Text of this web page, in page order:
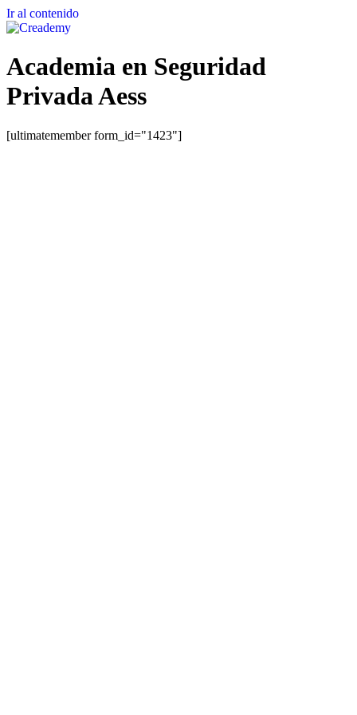
Ir al contenido
Academia en Seguridad
Privada Aess
[ultimatemember form_id="1423"]